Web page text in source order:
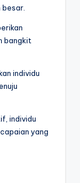
bangkit
individu
individu
yang